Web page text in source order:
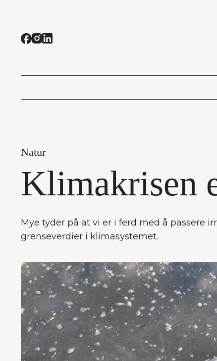
Natur
Klimakrisen
Mye tyder på at vi er i ferd med å passere
grenseverdier i klimasystemet.